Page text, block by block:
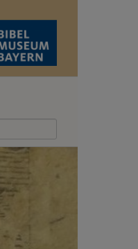
Weiter